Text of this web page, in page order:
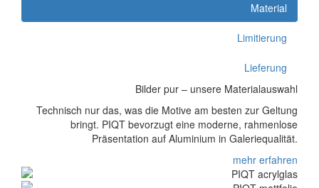
Material
Limitierung
Lieferung
Bilder pur – unsere Materialauswahl
Technisch nur das, was die Motive am besten zur Geltung
bringt. PIQT bevorzugt eine moderne, rahmenlose
Präsentation auf Aluminium in Galeriequalität.
mehr erfahren